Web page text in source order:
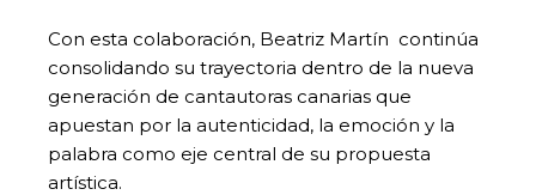
Con esta colaboración, Beatriz Martín continúa
consolidando su trayectoria dentro de la nueva
generación de cantautoras canarias que
apuestan por la autenticidad, la emoción y la
palabra como eje central de su propuesta
artística.